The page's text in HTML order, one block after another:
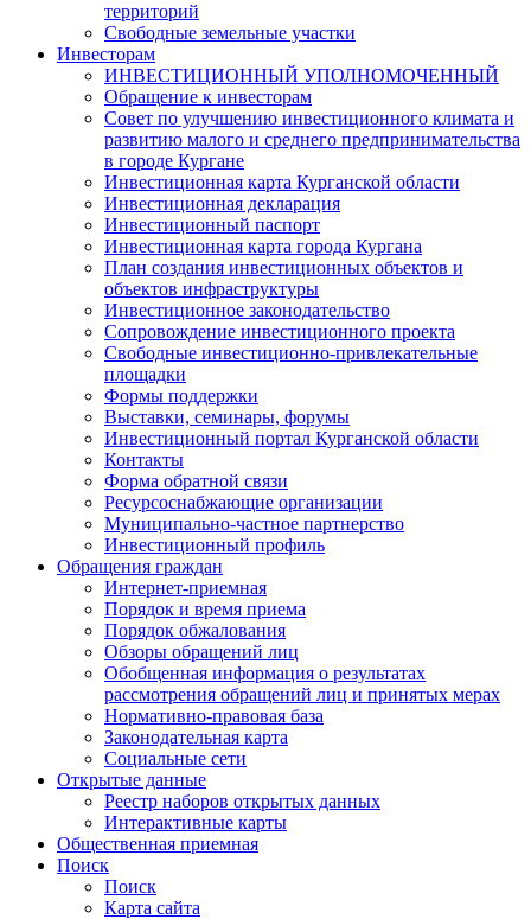
территорий
Свободные земельные участки
Инвесторам
ИНВЕСТИЦИОННЫЙ УПОЛНОМОЧЕННЫЙ
Обращение к инвесторам
Совет по улучшению инвестиционного климата и
развитию малого и среднего предпринимательства
в городе Кургане
Инвестиционная карта Курганской области
Инвестиционная декларация
Инвестиционный паспорт
Инвестиционная карта города Кургана
План создания инвестиционных объектов и
объектов инфраструктуры
Инвестиционное законодательство
Сопровождение инвестиционного проекта
Свободные инвестиционно-привлекательные
площадки
Формы поддержки
Выставки, семинары, форумы
Инвестиционный портал Курганской области
Контакты
Форма обратной связи
Ресурсоснабжающие организации
Муниципально-частное партнерство
Инвестиционный профиль
Обращения граждан
Интернет-приемная
Порядок и время приема
Порядок обжалования
Обзоры обращений лиц
Обобщенная информация о результатах
рассмотрения обращений лиц и принятых мерах
Нормативно-правовая база
Законодательная карта
Социальные сети
Открытые данные
Реестр наборов открытых данных
Интерактивные карты
Общественная приемная
Поиск
Поиск
Карта сайта